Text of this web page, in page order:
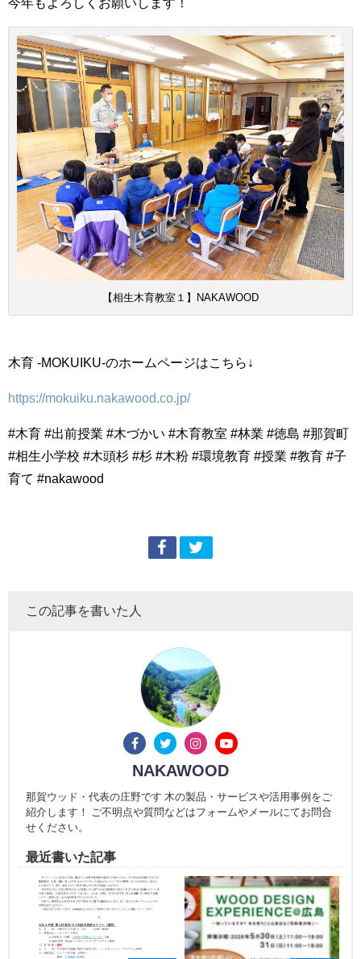
【相生木育教室１】NAKAWOOD
木育 -MOKUIKU-のホームページはこちら↓
https://mokuiku.nakawood.co.jp/
#木育 #出前授業 #木づかい #木育教室 #林業 #徳島 #那賀町
#相生小学校 #木頭杉 #杉 #木粉 #環境教育 #授業 #教育 #子
育て #nakawood
この記事を書いた人
NAKAWOOD
那賀ウッド・代表の庄野です 木の製品・サービスや活用事例をご
紹介します！ ご不明点や質問などはフォームやメールにてお問合
せください。
最近書いた記事